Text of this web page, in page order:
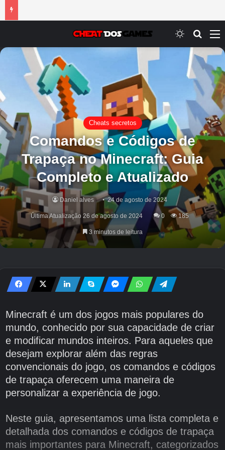
Switch skin
Cheats secretos
Comandos e Códigos de
Trapaça no Minecraft: Guia
Completo e Atualizado
Daniel alves 24 de agosto de 2024
Última Atualização 26 de agosto de 2024 0 185
3 minutos de leitura
Minecraft é um dos jogos mais populares do
mundo, conhecido por sua capacidade de criar
e modificar mundos inteiros. Para aqueles que
desejam explorar além das regras
convencionais do jogo, os comandos e códigos
de trapaça oferecem uma maneira de
personalizar a experiência de jogo.
Neste guia, apresentamos uma lista completa e
detalhada dos comandos e códigos de trapaça
mais importantes para Minecraft, categorizados